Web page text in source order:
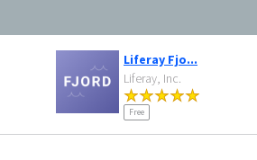
Liferay Fjo...
Liferay, Inc.
Free